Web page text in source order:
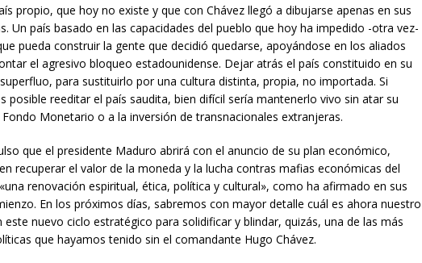
propio, que hoy no existe y que con Chávez llegó a dibujarse apenas en sus
Un país basado en las capacidades del pueblo que hoy ha impedido -otra vez-
pueda construir la gente que decidió quedarse, apoyándose en los aliados
el agresivo bloqueo estadounidense. Dejar atrás el país constituido en su
para sustituirlo por una cultura distinta, propia, no importada. Si
posible reeditar el país saudita, bien difícil sería mantenerlo vivo sin atar su
Monetario o a la inversión de transnacionales extranjeras.
que el presidente Maduro abrirá con el anuncio de su plan económico,
recuperar el valor de la moneda y la lucha contras mafias económicas del
renovación espiritual, ética, política y cultural», como ha afirmado en sus
En los próximos días, sabremos con mayor detalle cuál es ahora nuestro
nuevo ciclo estratégico para solidificar y blindar, quizás, una de las más
que hayamos tenido sin el comandante Hugo Chávez.